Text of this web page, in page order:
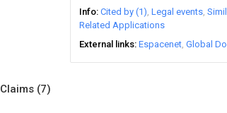
Info Cited by (1) Legal events
Related Applications
External links Espacenet Global
Claims (7)